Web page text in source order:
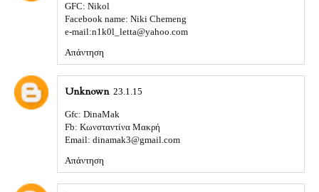
GFC: Nikol
Facebook name: Niki Chemeng
e-mail:n1k0l_letta@yahoo.com
Απάντηση
Unknown 23.1.15
Gfc: DinaMak
Fb: Κωνσταντίνα Μακρή
Email: dinamak3@gmail.com
Απάντηση